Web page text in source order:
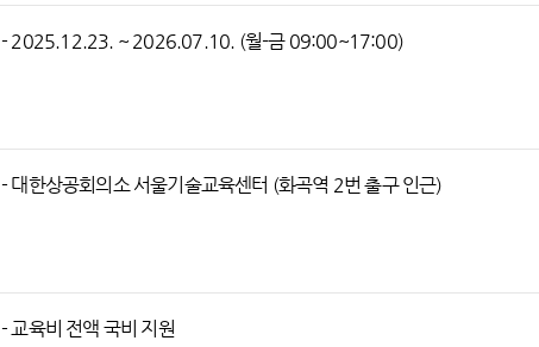
- 2025.12.23. ~ 2026.07.10. (월-금 09:00~17:00)
- 대한상공회의소 서울기술교육센터 (화곡역 2번 출구 인근)
- 교육비 전액 국비 지원